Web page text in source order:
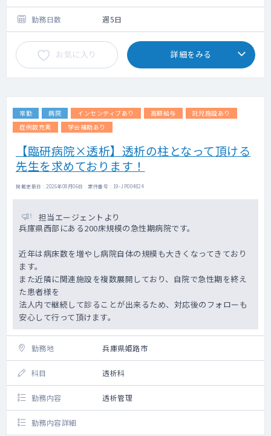
モデル年俸／1,700万円(当直その他手当て除
く)
勤務日数 週5日
お気に入り 詳細をみる
常勤 病院 インセンティブあり 高額給与
託児施設あり
症例数充実
学会補助あり
【臨研病院×透析】透析の柱となって頂ける
先生を求めております！
掲載更新日 : 2026年08月06日 案件番号 : 19-JP004824
担当エージェントより
兵庫県西部にある200床規模の急性期病院です。
近年は病床数を増やし病院自体の規模も大きくなってきており
ます。
また近隣に関連施設を複数展開しており、自院で急性期を終え
た患者様を
法人内で継続して診ることが出来るため、対応後のフォローも
安心して行って頂けます。
勤務地 兵庫県姫路市
科目 透析科
勤務内容 透析管理
勤務内容詳細